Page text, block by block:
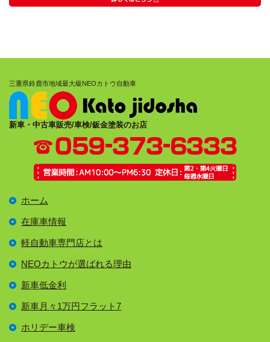
新車・中古車販売/車検/鈑金塗装のお店
三重県鈴鹿市地域最大級NEOカトウ自動車
ホーム
在庫車情報
軽自動車専門店とは
NEOカトウが選ばれる理由
新車低金利
新車月々1万円フラット7
ホリデー車検